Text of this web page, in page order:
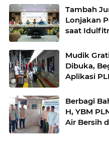
Tambah
Lonjakan
saat
Mudik
Dibuka,
Aplikasi
Berbagi
H, YBM
Air Bersih